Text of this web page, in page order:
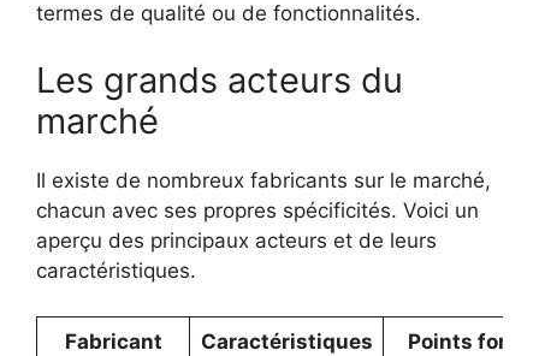
termes de qualité ou de fonctionnalités.
Les grands acteurs du
marché
Il existe de nombreux fabricants sur le marché,
chacun avec ses propres spécificités. Voici un
aperçu des principaux acteurs et de leurs
caractéristiques.
Fabricant Caractéristiques Points forts